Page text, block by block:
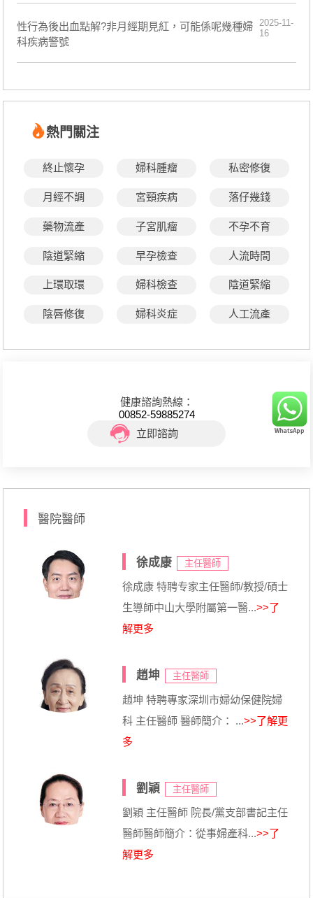
性行為後出血點解?非月經期見紅，可能係呢幾種婦
科疾病警號
2025-11-
16
熱門關注
終止懷孕 婦科腫瘤 私密修復
月經不調 宮頸疾病 落仔幾錢
藥物流產 子宮肌瘤 不孕不育
陰道緊縮 早孕檢查 人流時間
上環取環 婦科檢查 陰道緊縮
陰唇修復 婦科炎症 人工流產
健康諮詢熱線：
00852-59885274
立即諮詢
醫院醫師
徐成康 主任醫師
徐成康 特聘专家主任醫師/教授/碩士
生導師中山大學附屬第一醫...>>了
解更多
趙坤 主任醫師
趙坤 特聘專家深圳市婦幼保健院婦
科 主任醫師 醫師簡介： ...>>了解更
多
劉穎 主任醫師
劉穎 主任醫師 院長/黨支部書記主任
醫師醫師簡介：從事婦產科...>>了
解更多